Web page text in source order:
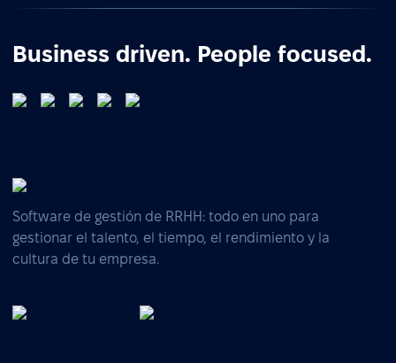
Business driven. People focused.
Software de gestión de RRHH: todo en uno para
gestionar el talento, el tiempo, el rendimiento y la
cultura de tu empresa.